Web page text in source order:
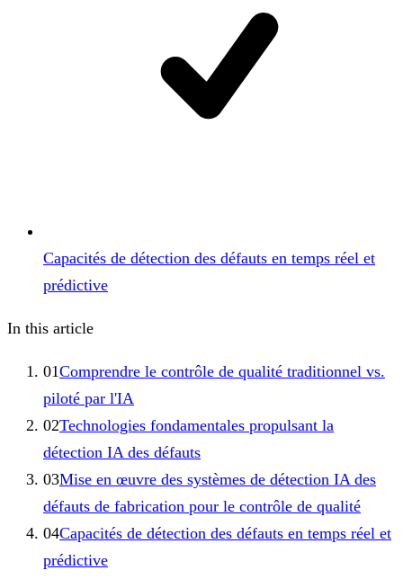
Capacités de détection des défauts en temps réel et
prédictive
In this article
01Comprendre le contrôle de qualité traditionnel vs.
piloté par l'IA
02Technologies fondamentales propulsant la
détection IA des défauts
03Mise en œuvre des systèmes de détection IA des
défauts de fabrication pour le contrôle de qualité
04Capacités de détection des défauts en temps réel et
prédictive